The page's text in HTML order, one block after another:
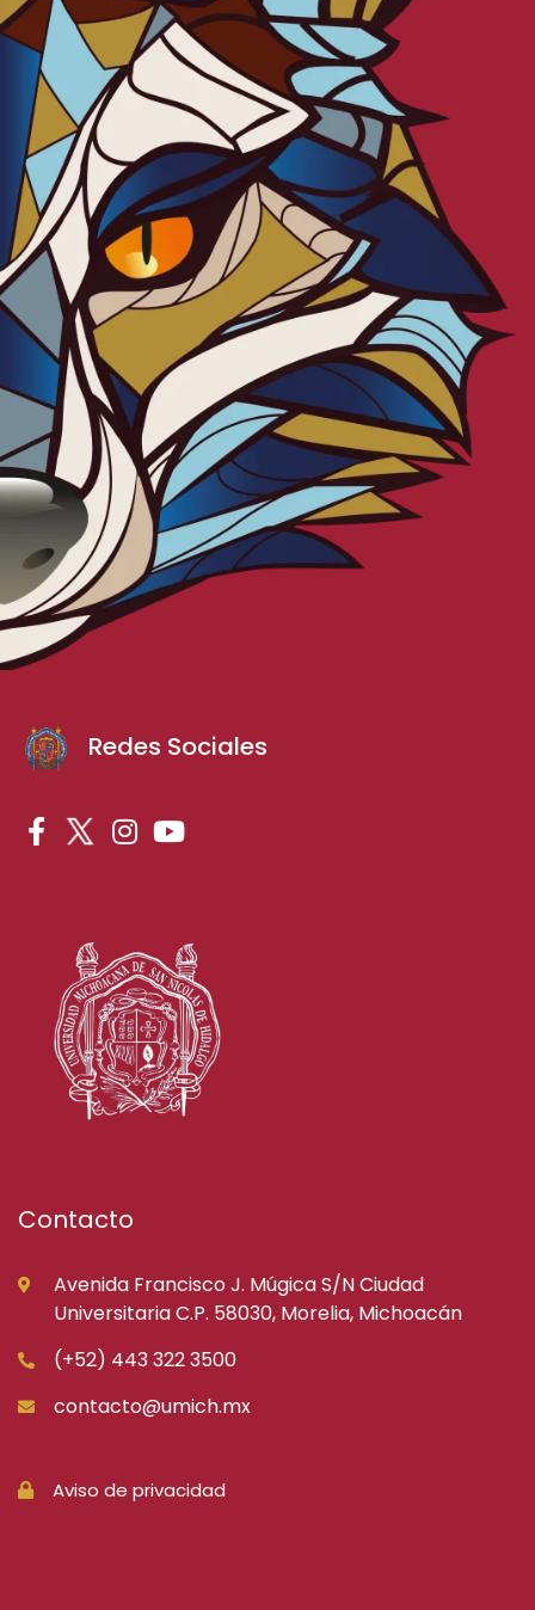
Redes Sociales
Contacto
Avenida Francisco J. Múgica S/N Ciudad
Universitaria C.P. 58030, Morelia, Michoacán
(+52) 443 322 3500
contacto@umich.mx
Aviso de privacidad